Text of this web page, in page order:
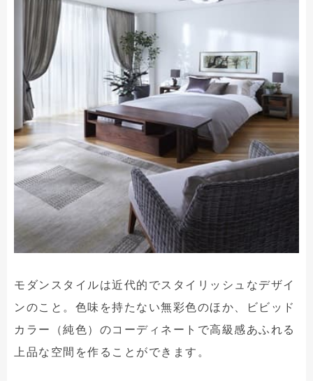
モダンスタイルは近代的でスタイリッシュなデザイ
ンのこと。色味を持たない無彩色のほか、ビビッド
カラー（純色）のコーディネートで高級感あふれる
上品な空間を作ることができます。